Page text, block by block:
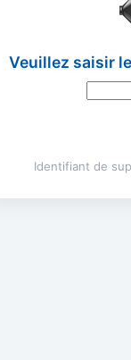
Veuillez saisir
Identifiant de